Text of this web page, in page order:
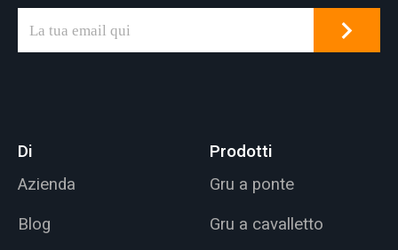
Di
Azienda
Blog
Prodotti
Gru a ponte
Gru a cavalletto